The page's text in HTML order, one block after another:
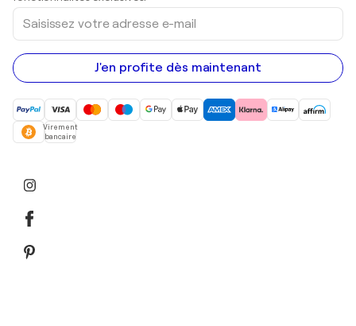
Saisissez
votre
adresse
e-
mail
J'en profite dès maintenant
Virement
bancaire